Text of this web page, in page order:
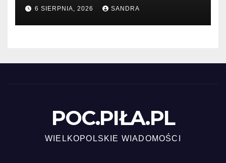
6 SIERPNIA, 2026 SANDRA
POC.PIŁA.PL
WIELKOPOLSKIE WIADOMOŚCI